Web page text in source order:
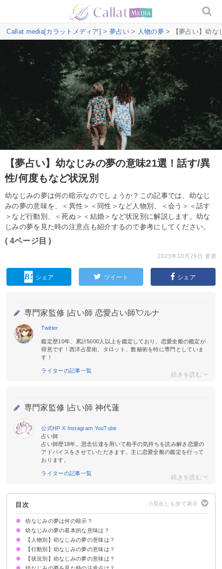
Callat media[カラットメディア] > 夢占い> 人物の夢> 【夢占い】幼な
【夢占い】幼なじみの夢の意味21選！話す/異
性/何度もなど状況別
幼なじみの夢は何の暗示なのでしょうか？この記事では、幼なじ
みの夢の意味を、＜異性＞＜同性＞など人物別、＜会う＞＜話す
＞など行動別、＜死ぬ＞＜結婚＞など状況別に解説します。幼な
じみの夢を見た時の注意点も紹介するので参考にしてください。
( 4ページ目 )
2023年10月29日 更新
シェア ツイート シェア
専門家監修 | 占い師 恋愛占い師💘ルナ
Twitter
鑑定歴10年、累計5000人以上を鑑定しており、恋愛全般の鑑定が
得意です！西洋占星術、タロット、数秘術を特に専門としていま
す！
ライターの記事一覧
専門家監修 | 占い師 神代蓮
公式HP X Instagram YouTube
占い師
占い師歴18年。思念伝達を用いて相手の気持ちを読み解き恋愛の
アドバイスをさせていただきます。主に恋愛全般の鑑定を行って
おります。
ライターの記事一覧
目次
幼なじみの夢は何の暗示？
幼なじみの夢の基本的な意味は？
対人関係の象徴
何度も出てくるのは強い思いの暗示
状況によって意味が変わる
【人物別】幼なじみの夢の意味は？
幼なじみの異性の夢【吉夢】
幼なじみの同性の夢【吉夢】
【行動別】幼なじみの夢の意味は？
幼なじみと話す夢【吉夢】
幼なじみとハグする夢【警告夢】
幼なじみと会う夢【吉夢】
幼なじみと遊ぶ夢【吉夢】
幼なじみの家に行く夢【願望夢】
幼なじみと喧嘩する夢【凶夢】
幼なじみに告白する夢【願望夢】
幼なじみと手を繋ぐ夢【吉夢】
幼なじみとキスする夢【願望夢】
幼なじみと写真を撮る夢【願望夢】
幼なじみと浮気する夢【願望夢】
【状況別】幼なじみの夢の意味は？
幼なじみが死ぬ夢【吉夢】
幼なじみと結婚する夢【凶夢】
幼なじみと付き合う夢【願望夢】
幼なじみに告白される夢【警告夢】
幼なじみと旅行する夢【願望夢】
幼なじみとデートする夢【願望夢】
幼なじみの親と会う夢【吉夢】
幼なじみが病気になる夢【警告夢】